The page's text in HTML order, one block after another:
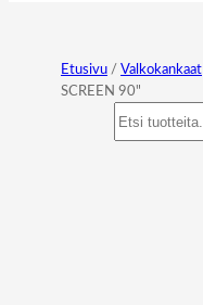
Etusivu / Valkokankaat
SCREEN 90"
Haku